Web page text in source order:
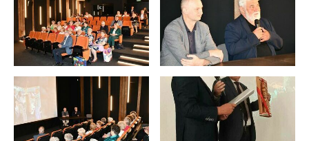
internetowej. Treści promocyjne mogą pojawić się na
stronach podmiotów trzecich lub firm będących naszymi
partnerami oraz innych dostawców usług. Firmy te działają
w charakterze pośredników prezentujących nasze treści w
postaci wiadomości, ofert, komunikatów mediów
społecznościowych.